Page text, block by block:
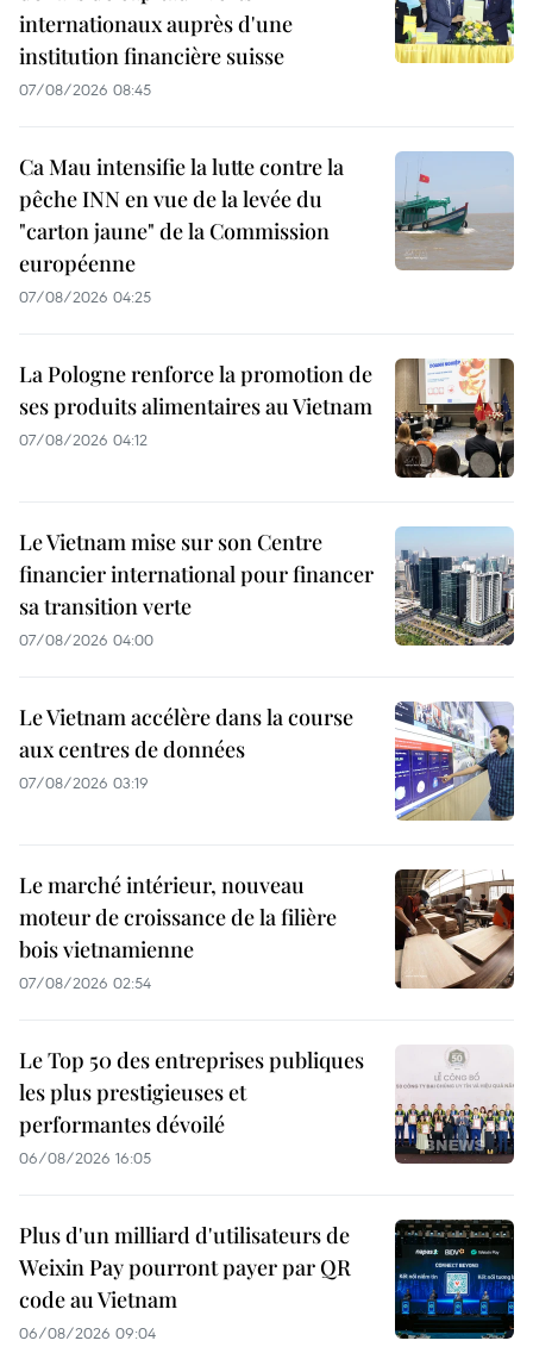
internationaux auprès d'une
institution financière suisse
07/08/2026 08:45
Ca Mau intensifie la lutte contre la
pêche INN en vue de la levée du
"carton jaune" de la Commission
européenne
07/08/2026 04:25
La Pologne renforce la promotion de
ses produits alimentaires au Vietnam
07/08/2026 04:12
Le Vietnam mise sur son Centre
financier international pour financer
sa transition verte
07/08/2026 04:00
Le Vietnam accélère dans la course
aux centres de données
07/08/2026 03:19
Le marché intérieur, nouveau
moteur de croissance de la filière
bois vietnamienne
07/08/2026 02:54
Le Top 50 des entreprises publiques
les plus prestigieuses et
performantes dévoilé
06/08/2026 16:05
Plus d'un milliard d'utilisateurs de
Weixin Pay pourront payer par QR
code au Vietnam
06/08/2026 09:04